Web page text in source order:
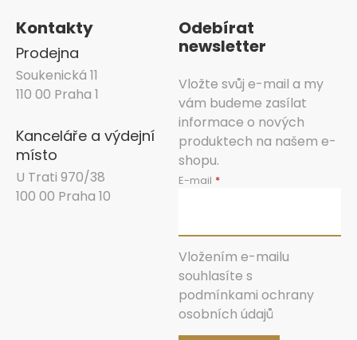
Kontakty
Prodejna
Soukenická 11
110 00 Praha 1
Kanceláře a výdejní
místo
U Trati 970/38
100 00 Praha 10
Odebírat
newsletter
Vložte svůj e-mail a my
vám budeme zasílat
informace o nových
produktech na našem e-
shopu.
E-mail
Vložením e-mailu
souhlasíte s
podmínkami ochrany
osobních údajů